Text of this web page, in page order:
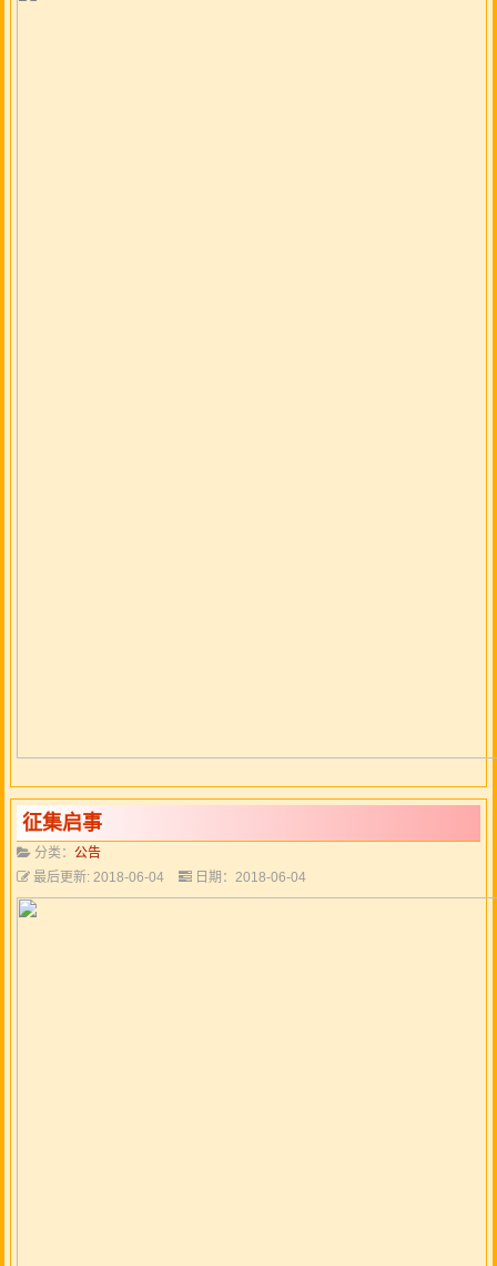
征集启事
分类： 公告
最后更新: 2018-06-04
日期：2018-06-04